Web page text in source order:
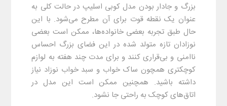
بزرگ و جادار بودن مدل کوبی اسلیپ در حالت کلی به
عنوان یک نقطه قوت برای آن مطرح می‌شود. با این
حال طبق تجربه بعضی خانواده‌ها، ممکن است بعضی
نوزادان تازه متولد شده در این فضای بزرگ احساس
ناامنی و بی‌قراری کنند و برای مدت چند هفته به لوازم
کوچکتری همچون ساک خواب و سبد خواب نوزاد نیاز
داشته باشید. همچنین ممکن است این مدل در
اتاق‌های کوچک به راحتی جا نشود.